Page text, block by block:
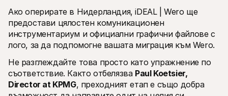
Ако оперирате в Нидерландия, iDEAL | Wero ще
предостави цялостен комуникационен
инструментариум и официални графични файлове с
лого, за да подпомогне вашата миграция към Wero.
Не разглеждайте това просто като упражнение по
съответствие. Както отбелязва Paul Koetsier,
Director at KPMG, преходният етап е също добра